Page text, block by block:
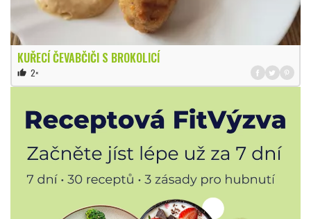
KUŘECÍ ČEVABČIČI S BROKOLICÍ
thumb_up 2×